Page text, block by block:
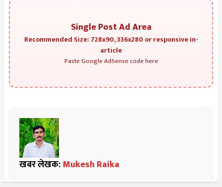
Single Post Ad Area
Recommended Size: 728x90, 336x280 or responsive in-
article
Paste Google AdSense code here
खबर लेखक: Mukesh Raika